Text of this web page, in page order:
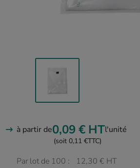
à partir de0,09 € HTl'unité
(soit 0,11 €TTC)
Par lot de 100 : 12,30 € HT